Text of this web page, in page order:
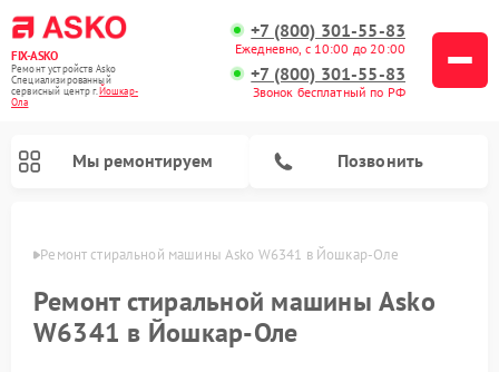
FIX-ASKO
Ремонт устройств Asko
Специализированный
cервисный центр г.Йошкар-
Ола
+7 (800) 301-55-83
Ежедневно, с 10:00 до 20:00
+7 (800) 301-55-83
Звонок бесплатный по РФ
Мы ремонтируем Позвонить
Оле Ремонт стиральной машины Asko W6341 в Йошкар-Оле
Ремонт стиральной машины Asko
W6341 в Йошкар-Оле